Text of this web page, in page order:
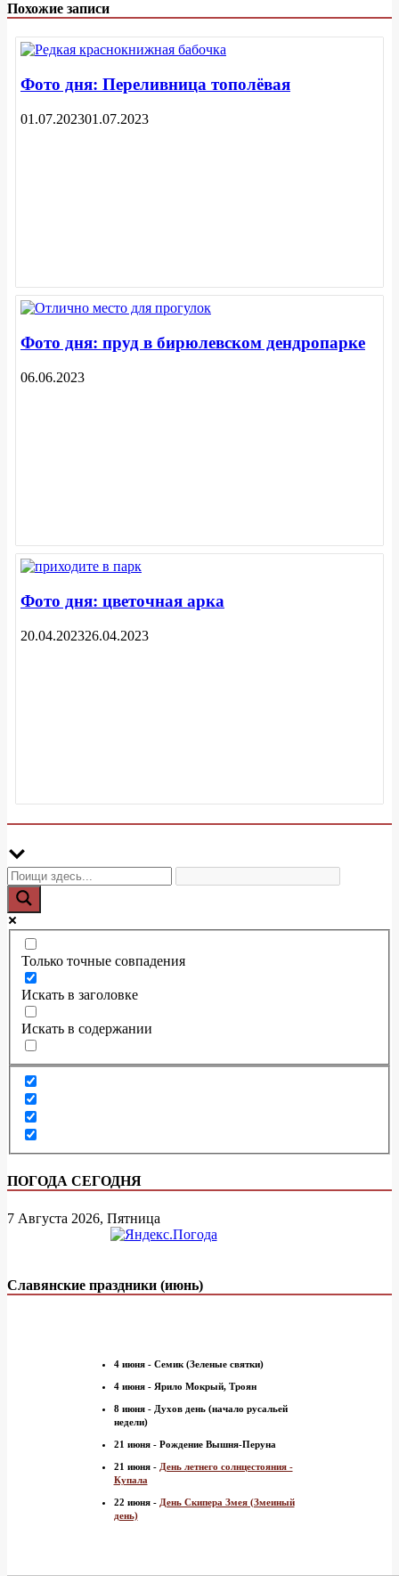
Похожие записи
Фото дня: Переливница тополёвая
01.07.202301.07.2023
Фото дня: пруд в бирюлевском дендропарке
06.06.2023
Фото дня: цветочная арка
20.04.202326.04.2023
Только точные совпадения
Искать в заголовке
Искать в содержании
ПОГОДА СЕГОДНЯ
7 Августа 2026, Пятница
Славянские праздники (июнь)
4 июня - Семик (Зеленые святки)
4 июня - Ярило Мокрый, Троян
8 июня - Духов день (начало русальей
недели)
21 июня - Рождение Вышня-Перуна
21 июня - День летнего солнцестояния -
Купала
22 июня - День Скипера Змея (Змеиный
день)